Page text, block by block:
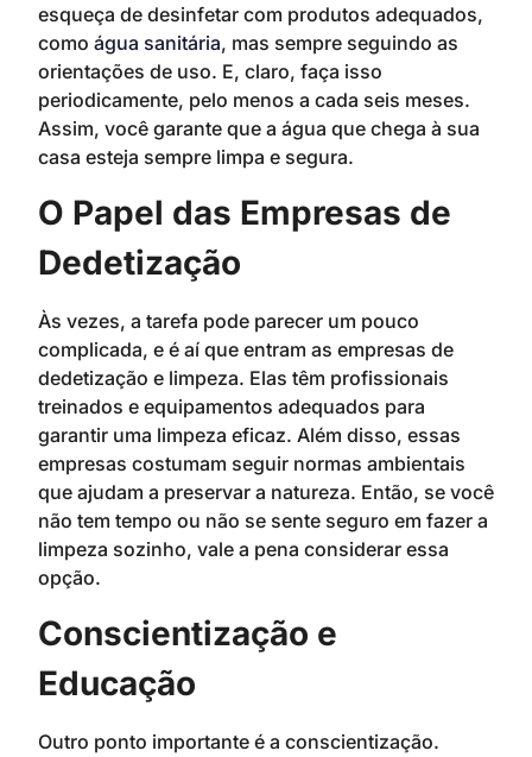
esqueça de desinfetar com produtos adequados,
como água sanitária, mas sempre seguindo as
orientações de uso. E, claro, faça isso
periodicamente, pelo menos a cada seis meses.
Assim, você garante que a água que chega à sua
casa esteja sempre limpa e segura.
O Papel das Empresas de
Dedetização
Às vezes, a tarefa pode parecer um pouco
complicada, e é aí que entram as empresas de
dedetização e limpeza. Elas têm profissionais
treinados e equipamentos adequados para
garantir uma limpeza eficaz. Além disso, essas
empresas costumam seguir normas ambientais
que ajudam a preservar a natureza. Então, se você
não tem tempo ou não se sente seguro em fazer a
limpeza sozinho, vale a pena considerar essa
opção.
Conscientização e
Educação
Outro ponto importante é a conscientização.